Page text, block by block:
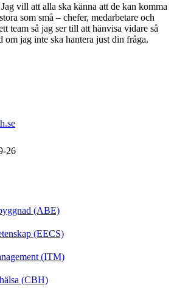
vill att alla ska känna att de kan komma
som små – chefer, medarbetare och
team så jag ser till att hänvisa vidare så
om jag inte ska hantera just din fråga.
26
(ABE)
(EECS)
(ITM)
(CBH)